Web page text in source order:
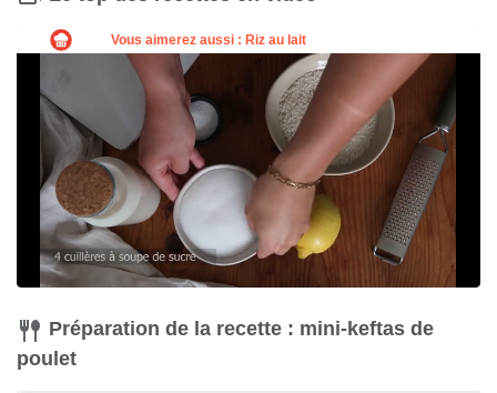
Préparation de la recette : mini-keftas de
poulet